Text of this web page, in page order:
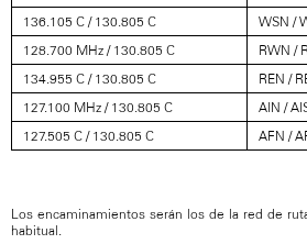
136.105 C / 130.805 C
WSN /
128.700 MHz / 130.805 C
RWN /
134.955 C / 130.805 C
REN /
127.100 MHz / 130.805 C
AIN /
127.505 C / 130.805 C
AFN /
Los encaminamientos serán los de la red de
habitual.